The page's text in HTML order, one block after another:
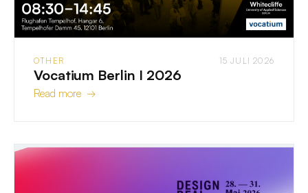
OTHER 15 JULI 2026
Vocatium Berlin I 2026
Read more →